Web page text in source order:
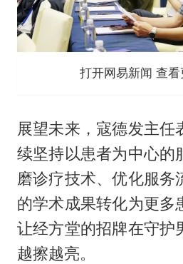
打开网易新闻 查
展望未来，寇德发主任
续坚持以患者为中心的
磨诊疗技术、优化服务
的学术成果转化为更多
让经方堂的招牌在守护
越擦越亮。